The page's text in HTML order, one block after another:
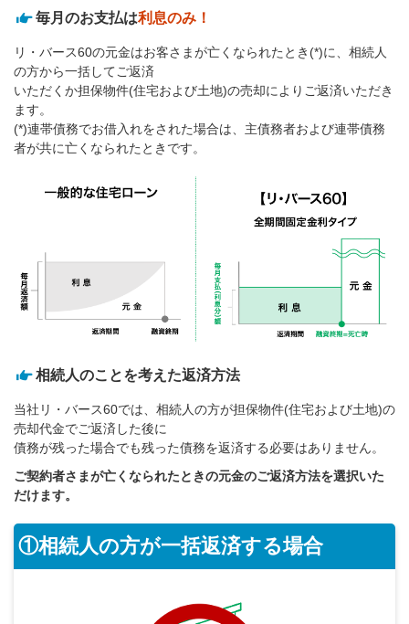
毎月のお支払は利息のみ！
リ・バース60の元金はお客さまが亡くなられたとき(*)に、相続人
の方から一括してご返済
いただくか担保物件(住宅および土地)の売却によりご返済いただき
ます。
(*)連帯債務でお借入れをされた場合は、主債務者および連帯債務
者が共に亡くなられたときです。
相続人のことを考えた返済方法
当社リ・バース60では、相続人の方が担保物件(住宅および土地)の
売却代金でご返済した後に
債務が残った場合でも残った債務を返済する必要はありません。
ご契約者さまが亡くなられたときの元金のご返済方法を選択いた
だけます。
①相続人の方が一括返済する場合